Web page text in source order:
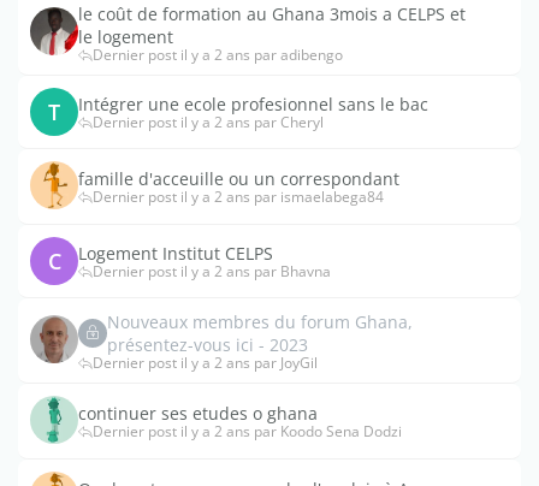
le coût de formation au Ghana 3mois a CELPS et
le logement
Dernier post il y a 2 ans par adibengo
T Intégrer une ecole profesionnel sans le bac
Dernier post il y a 2 ans par Cheryl
famille d'acceuille ou un correspondant
Dernier post il y a 2 ans par ismaelabega84
C Logement Institut CELPS
Dernier post il y a 2 ans par Bhavna
Nouveaux membres du forum Ghana,
présentez-vous ici - 2023
Dernier post il y a 2 ans par JoyGil
continuer ses etudes o ghana
Dernier post il y a 2 ans par Koodo Sena Dodzi